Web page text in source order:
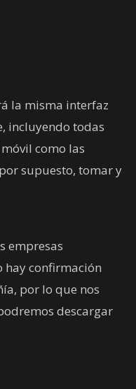
la misma interfaz
incluyendo todas
como las
supuesto, tomar y
empresas
hay confirmación
por lo que nos
descargar